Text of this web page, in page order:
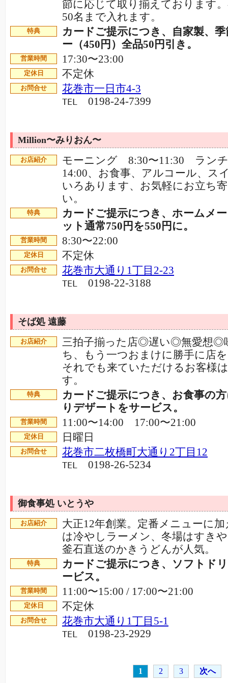
節に応じて取り揃えております
50名まで入れます。
特典
カードご提示につき、自家製、
ー（450円）全品50円引き。
営業時間 17:30〜23:00
定休日 不定休
お問合せ 花巻市一日市4-3
TEL 0198-24-7399
Million〜みりおん〜
お店紹介
モーニング 8:30〜11:30 ラン
14:00、お食事、アルコール、ス
いろあります、お気軽にお立ち
い。
特典
カードご提示につき、ホームメ
ット通常750円を550円に。
営業時間 8:30〜22:00
定休日 不定休
お問合せ 花巻市大通り1丁目2-23
TEL 0198-22-3188
そば処 遠藤
お店紹介
三拍子揃った店◎遅い◎無愛想◎
ち、もう一つおまけに勝手に店
それでも来ていただけるお客様
す。
特典
カードご提示につき、お食事の
りデザートをサービス。
営業時間 11:00〜14:00 17:00〜21:00
定休日 日曜日
お問合せ 花巻市二枚橋町大通り2丁目12
TEL 0198-26-5234
御食事処 いとうや
お店紹介
大正12年創業。定番メニューに
は冷やしラーメン、冬場はすき
釜石直送のかきうどんが人気。
特典
カードご提示につき、ソフトド
ービス。
営業時間 11:00〜15:00 / 17:00〜21:00
定休日 不定休
お問合せ 花巻市大通り1丁目5-1
TEL 0198-23-2929
1 2 3 次へ